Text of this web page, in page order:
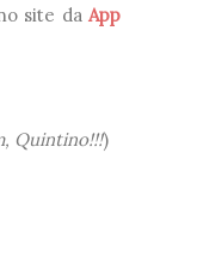
site daApp
Quintino!!!)